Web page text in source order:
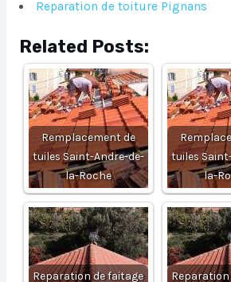
Reparation de toiture Pignans
Related Posts:
Remplacement de
tuiles Saint-Andre-de-
la-Roche
tuiles
la-
Reparation de faitage